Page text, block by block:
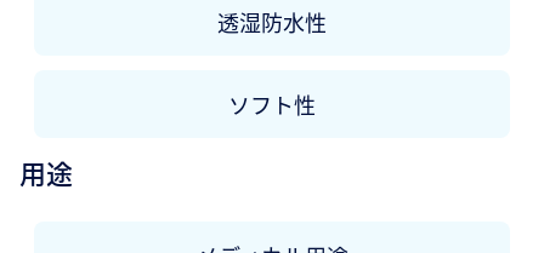
透湿防水性
ソフト性
用途